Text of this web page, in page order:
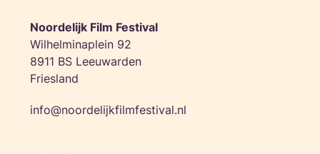
Noordelijk Film Festival
Wilhelminaplein 92
8911 BS Leeuwarden
Friesland
info@noordelijkfilmfestival.nl